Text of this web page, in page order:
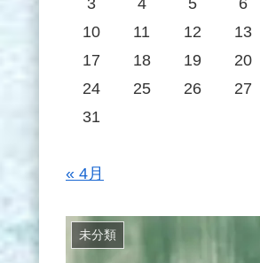
10
11 12 13
17
18 19 20
24
25 26 27
31
« 4月
未分類